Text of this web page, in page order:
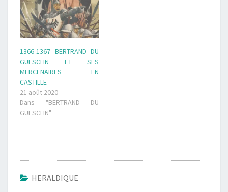
1366-1367 BERTRAND DU
GUESCLIN ET SES
MERCENAIRES EN
CASTILLE
21 août 2020
Dans "BERTRAND DU
GUESCLIN"
HERALDIQUE